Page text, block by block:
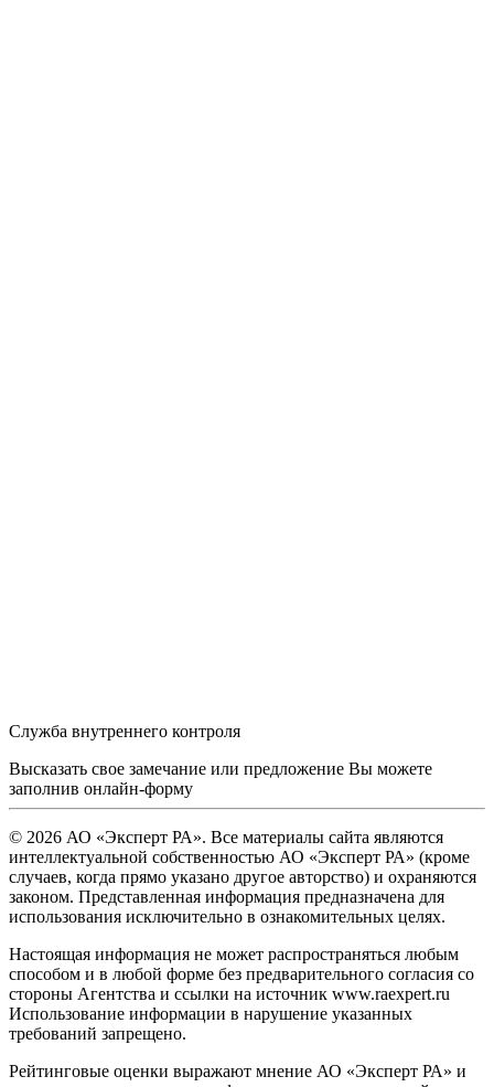
Служба внутреннего контроля
Высказать свое замечание или предложение Вы можете
заполнив онлайн-форму
© 2026 АО «Эксперт РА». Все материалы сайта являются
интеллектуальной собственностью АО «Эксперт РА» (кроме
случаев, когда прямо указано другое авторство) и охраняются
законом. Представленная информация предназначена для
использования исключительно в ознакомительных целях.
Настоящая информация не может распространяться любым
способом и в любой форме без предварительного согласия со
стороны Агентства и ссылки на источник www.raexpert.ru
Использование информации в нарушение указанных
требований запрещено.
Рейтинговые оценки выражают мнение АО «Эксперт РА» и